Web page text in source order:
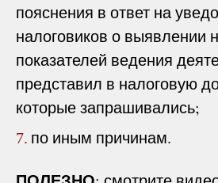
пояснения в ответ на
налоговиков о выявлении
показателей ведения
представил в налоговую
которые запрашивались;
7. по иным причинам.